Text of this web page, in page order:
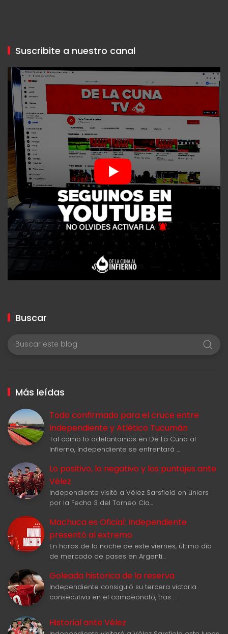
Suscribite a nuestro canal
Buscar
Más leídas
Todo confirmado para el cruce entre
Independiente y Atlético Tucumán
Tal como lo adelantamos en De La Cuna al
Infierno, Independiente se enfrentará …
Lo positivo, lo negativo y los puntajes ante
Vélez
Independiente visitó a Vélez Sarsfield en Liniers
por la Fecha 3 del Torneo Cla…
Machuca es Oficial: Independiente
presentó al extremo
En horas de la noche de este viernes, último día
de mercado de pases en Argenti…
Goleada historica de la reserva
Independiente consiguió su tercera victoria
consecutiva en el campeonato, tras …
Historial ante Vélez